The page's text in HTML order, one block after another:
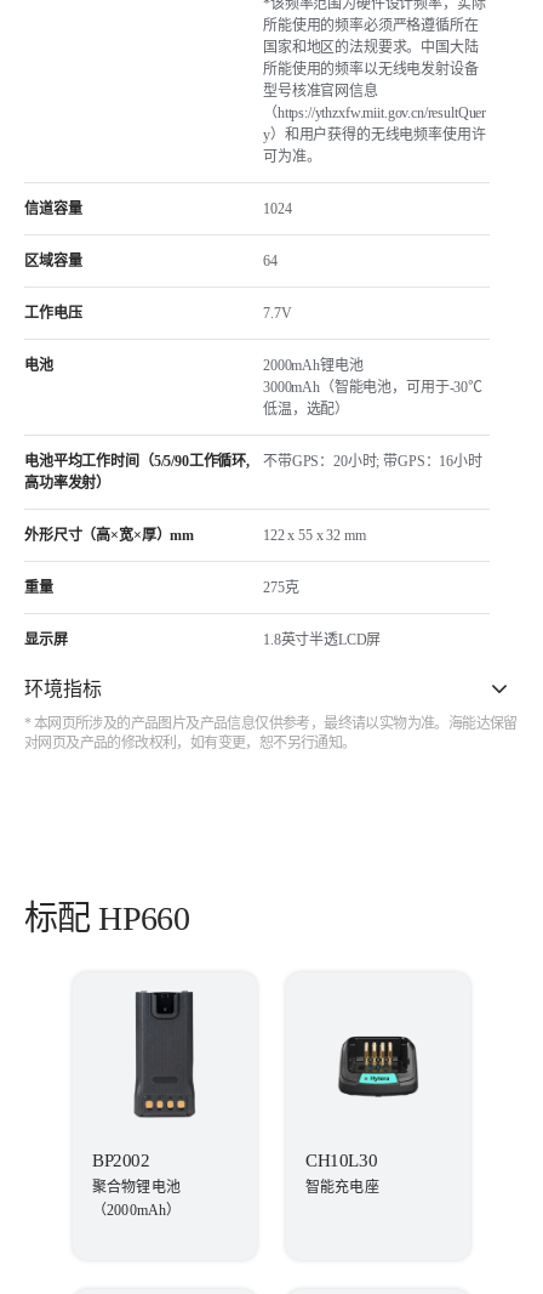
*该频率范围为硬件设计频率，实际
所能使用的频率必须严格遵循所在
国家和地区的法规要求。中国大陆
所能使用的频率以无线电发射设备
型号核准官网信息
（https://ythzxfw.miit.gov.cn/resultQuer
y）和用户获得的无线电频率使用许
可为准。
信道容量 1024
区域容量 64
工作电压 7.7V
电池
2000mAh锂电池
3000mAh（智能电池，可⽤于-30℃
低温，选配）
电池平均工作时间（5/5/90工作循环,
高功率发射）
不带GPS：20小时; 带GPS：16小时
外形尺寸（高×宽×厚）mm 122 x 55 x 32 mm
重量 275克
显示屏 1.8英寸半透LCD屏
环境指标
* 本网页所涉及的产品图片及产品信息仅供参考，最终请以实物为准。海能达保留
对网页及产品的修改权利，如有变更，恕不另行通知。
标配 HP660
BP2002
聚合物锂电池
（2000mAh）
CH10L30
智能充电座